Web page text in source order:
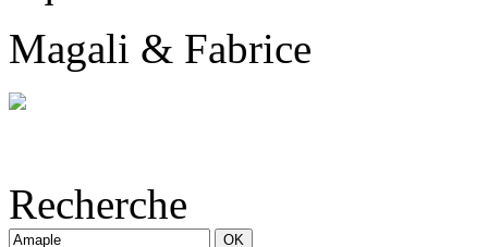
Magali & Fabrice
Recherche